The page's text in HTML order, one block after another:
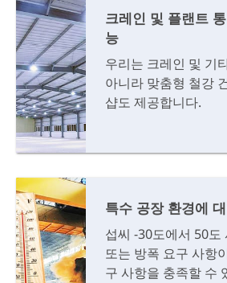
크레인 및 플랜트
능
우리는 크레인 및 기
아니라 맞춤형 철강
샵도 제공합니다.
특수 공장 환경에
섭씨 -30도에서 50도
또는 방폭 요구 사항
구 사항을 충족할 수